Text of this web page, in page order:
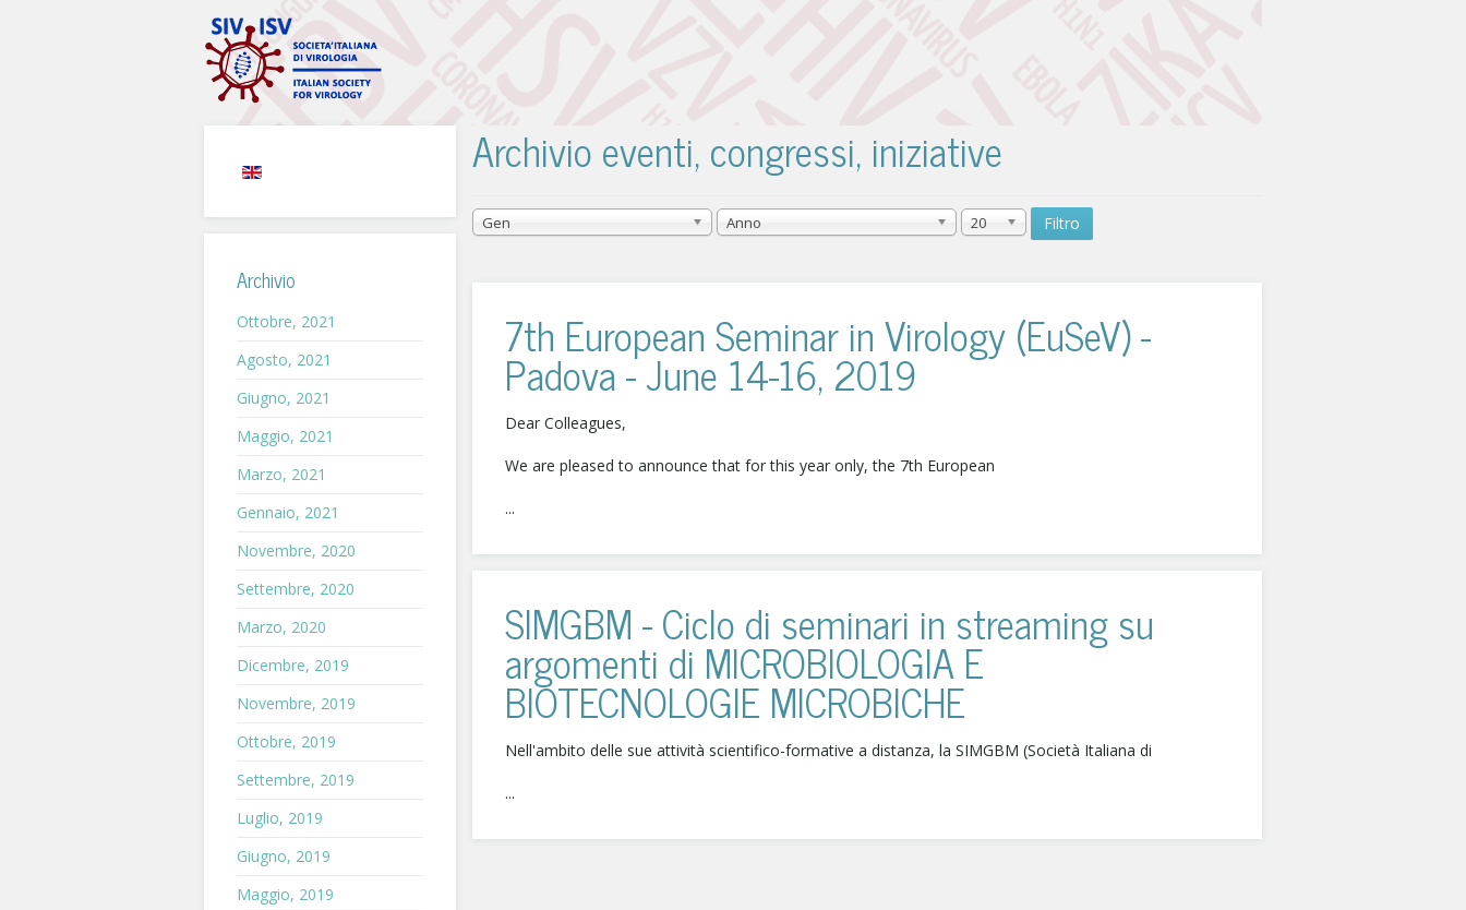
Archivio eventi, congressi, iniziative
Gen Anno 20 Filtro
7th European Seminar in Virology (EuSeV) -
Padova - June 14-16, 2019
Dear Colleagues,
We are pleased to announce that for this year only, the 7th European
...
SIMGBM - Ciclo di seminari in streaming su
argomenti di MICROBIOLOGIA E
BIOTECNOLOGIE MICROBICHE
Nell'ambito delle sue attività scientifico-formative a distanza, la SIMGBM (Società Italiana di
...
Archivio
Ottobre, 2021
Agosto, 2021
Giugno, 2021
Maggio, 2021
Marzo, 2021
Gennaio, 2021
Novembre, 2020
Settembre, 2020
Marzo, 2020
Dicembre, 2019
Novembre, 2019
Ottobre, 2019
Settembre, 2019
Luglio, 2019
Giugno, 2019
Maggio, 2019